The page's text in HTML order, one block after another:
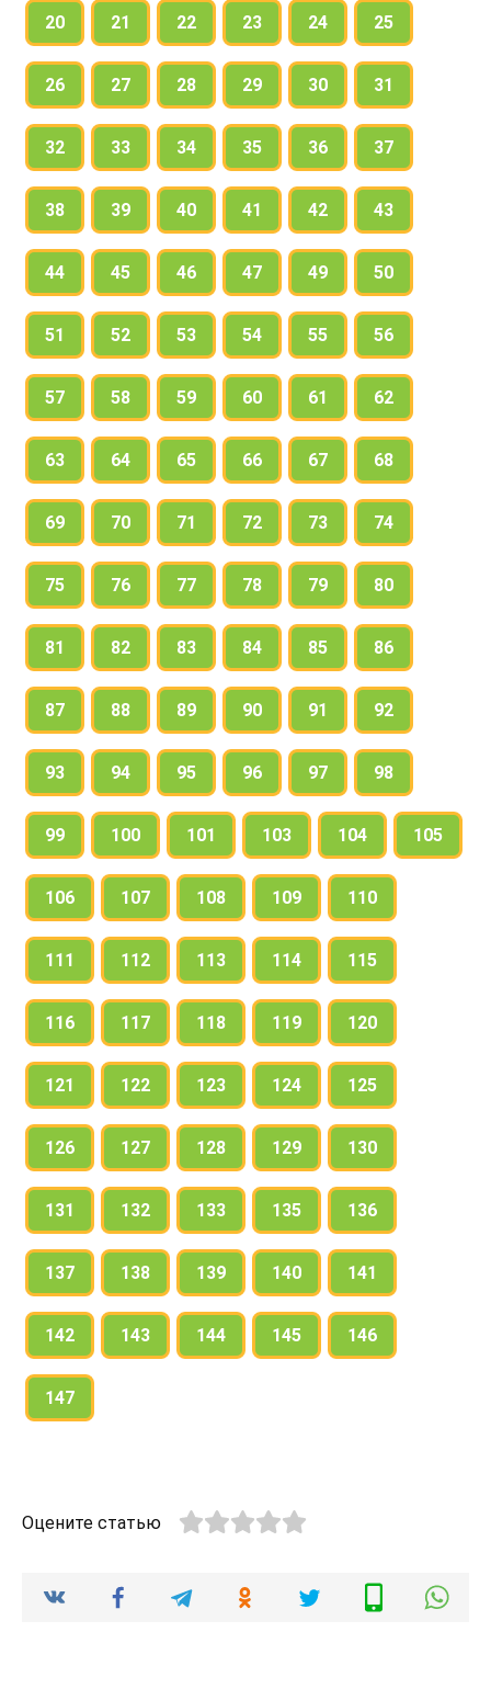
20 21 22 23 24 25
26 27 28 29 30 31
32 33 34 35 36 37
38 39 40 41 42 43
44 45 46 47 49 50
51 52 53 54 55 56
57 58 59 60 61 62
63 64 65 66 67 68
69 70 71 72 73 74
75 76 77 78 79 80
81 82 83 84 85 86
87 88 89 90 91 92
93 94 95 96 97 98
99 100 101 103 104 105
106 107 108 109 110
111 112 113 114 115
116 117 118 119 120
121 122 123 124 125
126 127 128 129 130
131 132 133 135 136
137 138 139 140 141
142 143 144 145 146
147
Оцените статью